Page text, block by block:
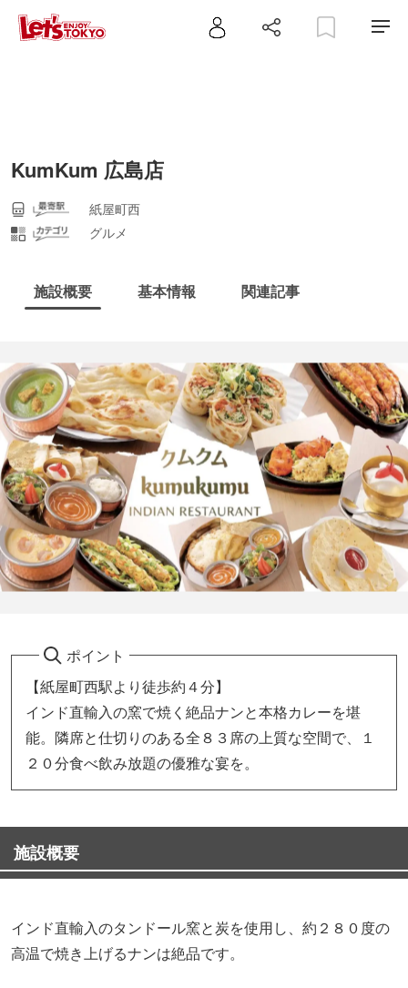
KumKum 広島店
紙屋町西
グルメ
施設概要 基本情報 関連記事
ポイント
【紙屋町西駅より徒歩約４分】
インド直輸入の窯で焼く絶品ナンと本格カレーを堪
能。隣席と仕切りのある全８３席の上質な空間で、１
２０分食べ飲み放題の優雅な宴を。
施設概要
インド直輸入のタンドール窯と炭を使用し、約２８０度の
高温で焼き上げるナンは絶品です。